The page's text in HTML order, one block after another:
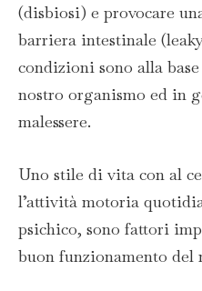
(disbiosi) e provocare
barriera intestinale
condizioni sono alla
nostro organismo ed in
malessere.
Uno stile di vita con al
l’attività motoria
psichico, sono fattori
buon funzionamento